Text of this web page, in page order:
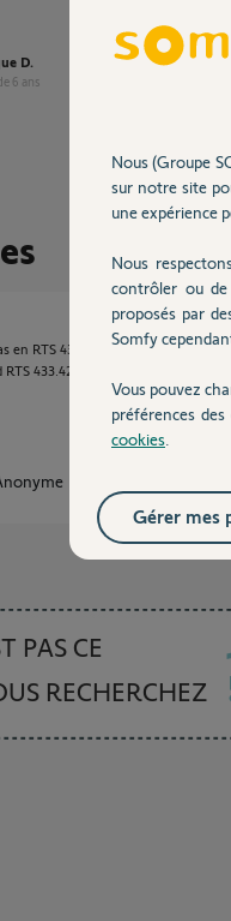
D.
6 ans
en RTS 433.42MHz peut être
433.42MHz;
PAS CE
RECHERCHEZ
Nous (Groupe
sur notre site
une expérience
Nous
contrôler ou
proposés par
Somfy
Vous pouvez
préférences
cookies
Gérer mes